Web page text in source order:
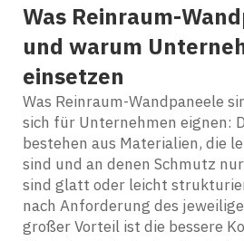
Was Reinraum-
und warum
einsetzen
Was Reinraum-Wandpaneele
sich für Unternehmen eignen:
bestehen aus Materialien, die
sind und an denen Schmutz
sind glatt oder leicht
nach Anforderung des
großer Vorteil ist die bessere